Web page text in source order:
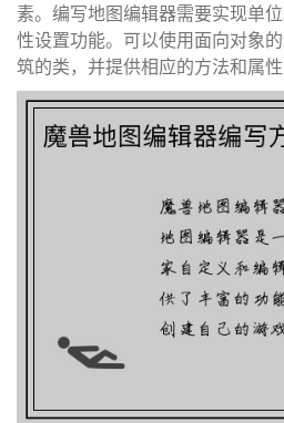
素。编写地图编辑器需要实现单
性设置功能。可以使用面向对象
筑的类，并提供相应的方法和属性